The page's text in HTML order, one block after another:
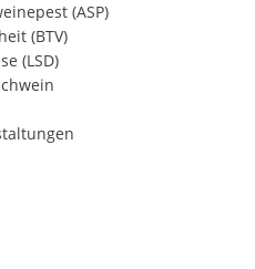
(ASP)
(BTV)
(LSD)